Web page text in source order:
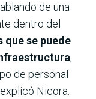
de una
dentro del
que se puede
,
de personal
Nicora.